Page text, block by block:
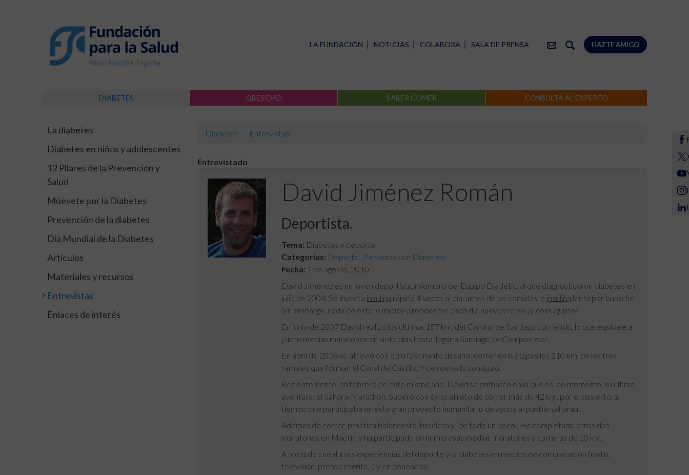
HAZTE AMIGO
LA FUNDACIÓN NOTICIAS COLABORA SALA DE PRENSA
DIABETES OBESIDAD SABER COMER CONSULTA AL EXPERTO
La diabetes
Diabetes en niños y adolescentes
12 Pilares de la Prevención y
Salud
Múevete por la Diabetes
Prevención de la diabetes
Día Mundial de la Diabetes
Artículos
Materiales y recursos
Entrevistas
Enlaces de interés
Diabetes Entrevistas
Entrevistado
David Jiménez Román
Deportista.
Tema: Diabetes y deporte.
Categorías: Deporte
Personas con Diabetes
Fecha: 1 de agosto, 2010
David Jiménez es un joven deportista, miembro del Equipo Diatlétic, al que diagnosticaron diabetes en
julio de 2004. Se inyecta insulina rápida 4 veces al día, antes de las comidas, e insulina lenta por la noche.
Sin embargo, nada de esto le impide proponerse cada día nuevos retos ¡y conseguirlos!
En junio de 2007 David realizó los últimos 157 km. del Camino de Santiago corriendo, lo que equivale a
¡siete medias maratones en siete días hasta llegar a Santiago de Compostela!
En abril de 2008 se atrevió con otro fascinante desafío: correr en 8 etapas los 210 km. de los tres
ramales que forman el Canal de Castilla. Y de nuevo lo consiguió.
Recientemente, en febrero de este mismo año, David se embarcó en la que es, de momento, su última
aventura: el Sahara-Marathon. Superó con éxito el reto de correr más de 42 km. por el desierto, al
tiempo que participaba en este gran proyecto humanitario de ayuda al pueblo saharaui.
Además de correr, practica baloncesto, bicicleta y “de todo un poco”. Ha completado otros dos
maratones en Madrid y ha participado en numerosas medias maratones y carreras de 10 km.
A menudo cuenta sus experiencias del deporte y la diabetes en medios de comunicación (radio,
televisión, prensa escrita...) y en ponencias.